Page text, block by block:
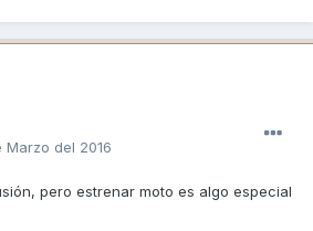
Marzo del 2016
pero estrenar moto es algo especial